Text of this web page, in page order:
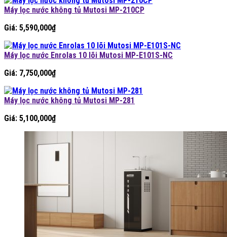
Máy lọc nước không tủ Mutosi MP-210CP
Giá: 5,590,000₫
Máy lọc nước Enrolas 10 lõi Mutosi MP-E101S-NC
Giá: 7,750,000₫
Máy lọc nước không tủ Mutosi MP-281
Giá: 5,100,000₫